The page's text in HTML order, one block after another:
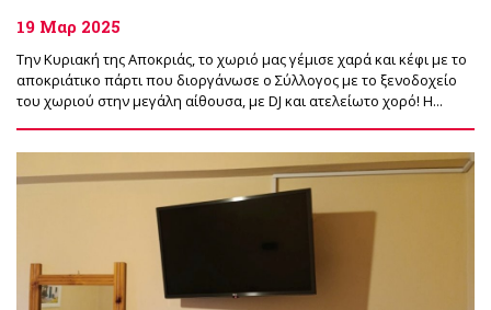
19 Μαρ 2025
Την Κυριακή της Αποκριάς, το χωριό μας γέμισε χαρά και κέφι με το
αποκριάτικο πάρτι που διοργάνωσε ο Σύλλογος με το ξενοδοχείο
του χωριού στην μεγάλη αίθουσα, με DJ και ατελείωτο χορό! Η...